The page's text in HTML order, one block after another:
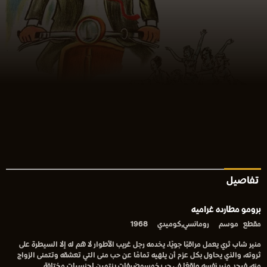
تفاصيل
برومو مطارده غراميه
مقطع موسم رومانسي,كوميدي 1968
منير شاب ثري يعمل مراقبًا جويًا، يخدمه رجل غريب الأطوار لا هم له إلا السيطرة على
ثروته، والذي يحاول بكل عزم أن يلهيه تمامًا عن حب منى التي تعشقه وتتمنى الزواج